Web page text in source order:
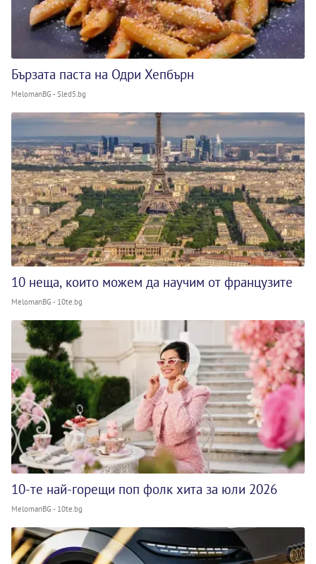
Бързата паста на Одри Хепбърн
MelomanBG - Sled5.bg
10 неща, които можем да научим от французите
MelomanBG - 10te.bg
10-те най-горещи поп фолк хита за юли 2026
MelomanBG - 10te.bg